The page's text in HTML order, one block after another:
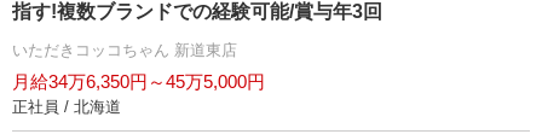
指す!複数ブランドでの経験可能/賞与年3回
いただきコッコちゃん 新道東店
月給34万6,350円～45万5,000円
正社員 / 北海道